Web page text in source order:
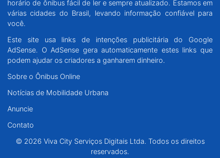
horário de ônibus fácil de ler e sempre atualizado. Estamos em
várias cidades do Brasil, levando informação confiável para
você.
Este site usa links de intenções publicitária do Google
AdSense. O AdSense gera automaticamente estes links que
podem ajudar os criadores a ganharem dinheiro.
Sobre o Ônibus Online
Notícias de Mobilidade Urbana
Anuncie
Contato
© 2026 Viva City Serviços Digitais Ltda. Todos os direitos
reservados.